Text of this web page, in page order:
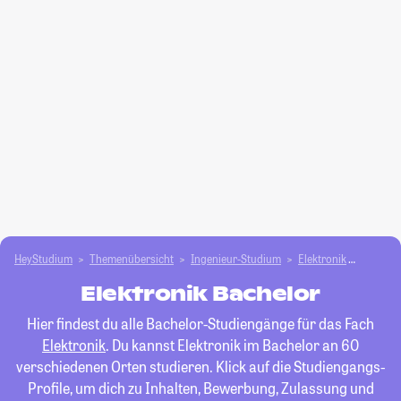
HeyStudium Themenübersicht Ingenieur-Studium Elektronik
Elektronik Bachelor
Hier findest du alle Bachelor-Studiengänge für das Fach
Elektronik. Du kannst Elektronik im Bachelor an 60
verschiedenen Orten studieren. Klick auf die Studiengangs-
Profile, um dich zu Inhalten, Bewerbung, Zulassung und